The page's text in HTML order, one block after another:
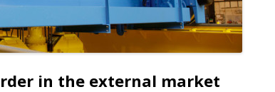
in the external market